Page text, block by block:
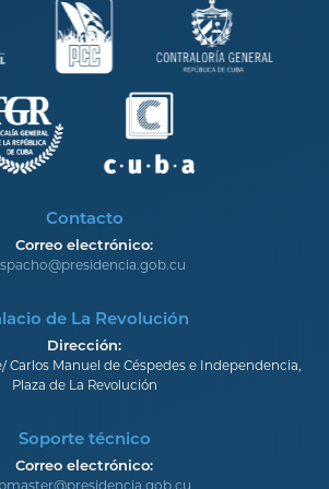
Contacto
Correo electrónico:
de La Revolución
Dirección:
Carlos Manuel de Céspedes e Independencia,
Plaza de La Revolución
Soporte técnico
Correo electrónico: